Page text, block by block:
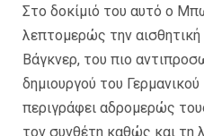
Στο δοκίμιό του αυτό ο
λεπτομερώς την
Βάγκνερ, του πιο
δημιουργού του
περιγράφει αδρομερώς
τον συνθέτη καθώς και τη